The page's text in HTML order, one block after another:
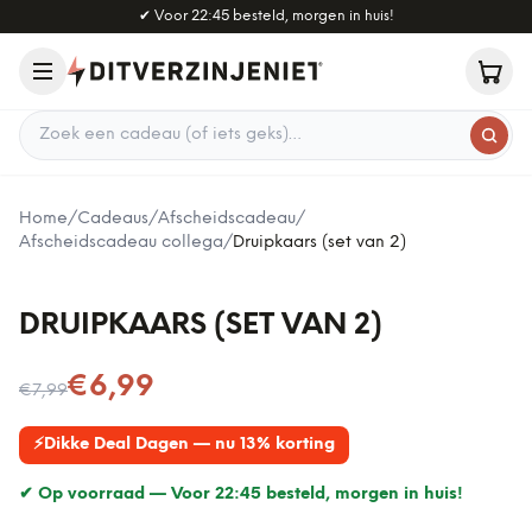
Naar hoofdinhoud
✔ Voor 22:45 besteld, morgen in huis!
Zoek een cadeau
Home/Cadeaus/Afscheidscadeau/
Afscheidscadeau collega/Druipkaars (set van 2)
DRUIPKAARS (SET VAN 2)
€7,99
Nu voor
€6,99
⚡Dikke Deal Dagen — nu 13% korting
✔ Op voorraad — Voor 22:45 besteld, morgen in huis!